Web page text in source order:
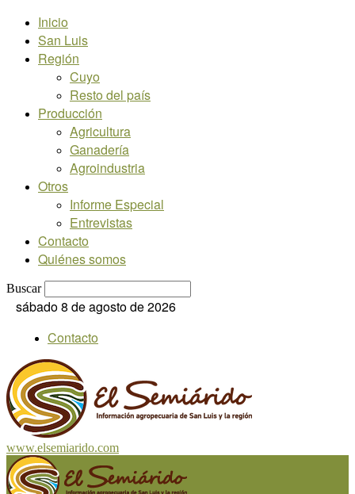
Inicio
San Luis
Región
Cuyo
Resto del país
Producción
Agricultura
Ganadería
Agroindustria
Otros
Informe Especial
Entrevistas
Contacto
Quiénes somos
Buscar
sábado 8 de agosto de 2026
Contacto
www.elsemiarido.com